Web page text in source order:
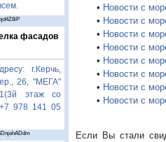
фасадов
г.Керчь,
26, "МЕГА"
этаж со
978 141 05
• Новости с
• Новости с
• Новости с
• Новости с
• Новости с
• Новости с
• Новости с
• Новости с
Если Вы стали